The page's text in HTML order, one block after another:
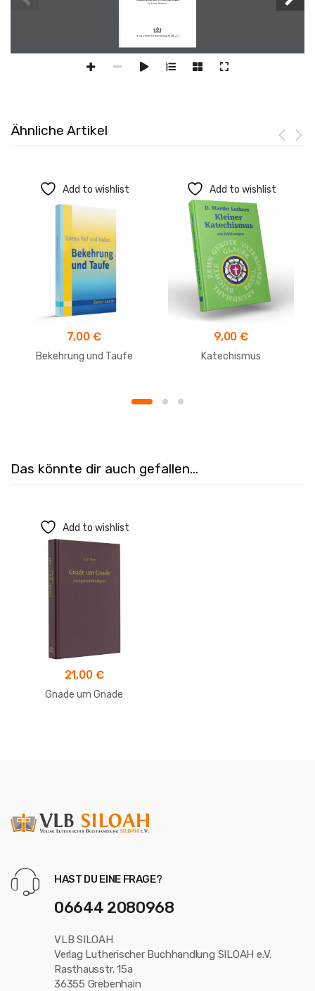
Ähnliche Artikel
Add to wishlist
7,00 €
Bekehrung und Taufe
Add to wishlist
9,00€
Katechismus
Das könnte dir auch gefallen…
Add to wishlist
21,00 €
Gnade um Gnade
HAST DU EINE FRAGE?
06644 2080968
VLB SILOAH
Verlag Lutherischer Buchhandlung SILOAH e.V.
Rasthausstr. 15a
36355 Grebenhain